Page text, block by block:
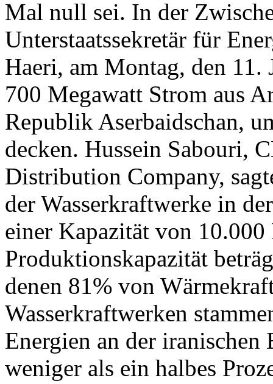
Mal null sei. In der
Unterstaatssekretär für
Haeri, am Montag, den
700 Megawatt Strom aus
Republik Aserbaidschan,
decken. Hussein Sabouri,
Distribution Company,
der Wasserkraftwerke in
einer Kapazität von
Produktionskapazität
denen 81% von
Wasserkraftwerken
Energien an der
weniger als ein halbes